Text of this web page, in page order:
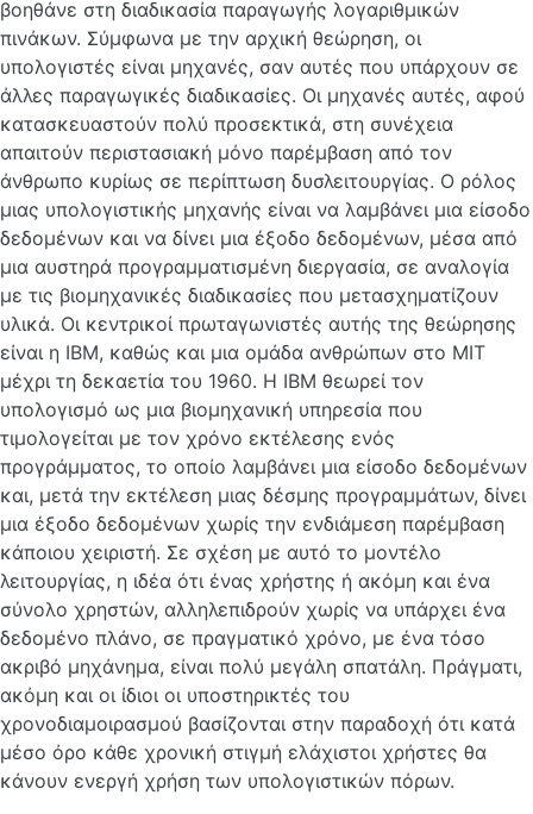
βοηθάνε στη διαδικασία παραγωγής λογαριθμικών
πινάκων. Σύμφωνα με την αρχική θεώρηση, οι
υπολογιστές είναι μηχανές, σαν αυτές που υπάρχουν σε
άλλες παραγωγικές διαδικασίες. Οι μηχανές αυτές, αφού
κατασκευαστούν πολύ προσεκτικά, στη συνέχεια
απαιτούν περιστασιακή μόνο παρέμβαση από τον
άνθρωπο κυρίως σε περίπτωση δυσλειτουργίας. Ο ρόλος
μιας υπολογιστικής μηχανής είναι να λαμβάνει μια είσοδο
δεδομένων και να δίνει μια έξοδο δεδομένων, μέσα από
μια αυστηρά προγραμματισμένη διεργασία, σε αναλογία
με τις βιομηχανικές διαδικασίες που μετασχηματίζουν
υλικά. Οι κεντρικοί πρωταγωνιστές αυτής της θεώρησης
είναι η IBM, καθώς και μια ομάδα ανθρώπων στο MIT
μέχρι τη δεκαετία του 1960. Η IBM θεωρεί τον
υπολογισμό ως μια βιομηχανική υπηρεσία που
τιμολογείται με τον χρόνο εκτέλεσης ενός
προγράμματος, το οποίο λαμβάνει μια είσοδο δεδομένων
και, μετά την εκτέλεση μιας δέσμης προγραμμάτων, δίνει
μια έξοδο δεδομένων χωρίς την ενδιάμεση παρέμβαση
κάποιου χειριστή. Σε σχέση με αυτό το μοντέλο
λειτουργίας, η ιδέα ότι ένας χρήστης ή ακόμη και ένα
σύνολο χρηστών, αλληλεπιδρούν χωρίς να υπάρχει ένα
δεδομένο πλάνο, σε πραγματικό χρόνο, με ένα τόσο
ακριβό μηχάνημα, είναι πολύ μεγάλη σπατάλη. Πράγματι,
ακόμη και οι ίδιοι οι υποστηρικτές του
χρονοδιαμοιρασμού βασίζονται στην παραδοχή ότι κατά
μέσο όρο κάθε χρονική στιγμή ελάχιστοι χρήστες θα
κάνουν ενεργή χρήση των υπολογιστικών πόρων.